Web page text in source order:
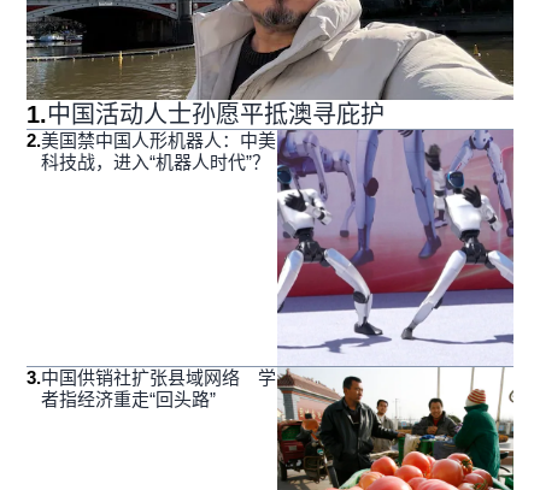
1.中国活动人士孙愿平抵澳寻庇护
2.美国禁中国人形机器人：中美
科技战，进入“机器人时代”？
3.中国供销社扩张县域网络 学
者指经济重走“回头路”